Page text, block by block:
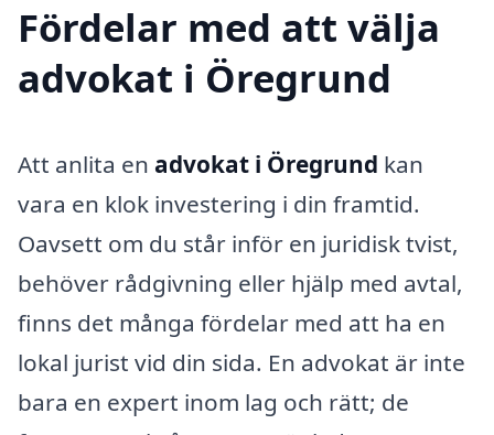
Fördelar med att välja
advokat i Öregrund
Att anlita en advokat i Öregrund kan
vara en klok investering i din framtid.
Oavsett om du står inför en juridisk tvist,
behöver rådgivning eller hjälp med avtal,
finns det många fördelar med att ha en
lokal jurist vid din sida. En advokat är inte
bara en expert inom lag och rätt; de